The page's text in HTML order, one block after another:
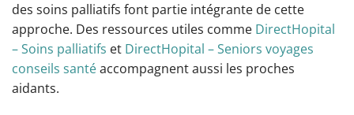
des soins palliatifs font partie intégrante de cette
approche. Des ressources utiles comme DirectHopital
– Soins palliatifs et DirectHopital – Seniors voyages
conseils santéaccompagnent aussi les proches
aidants.